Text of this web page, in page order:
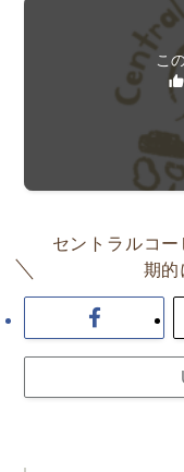
こ
セントラルコ
期的